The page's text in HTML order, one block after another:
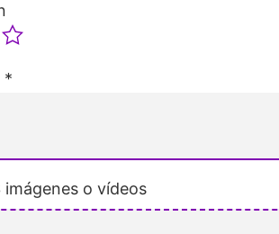
*
imágenes o vídeos